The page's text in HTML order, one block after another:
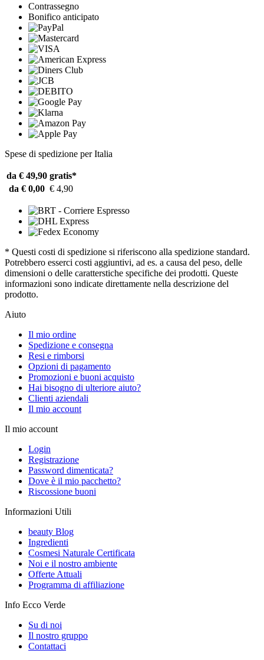
Contrassegno
Bonifico anticipato
Spese di spedizione per Italia
da € 49,90 gratis*
da € 0,00 € 4,90
* Questi costi di spedizione si riferiscono alla spedizione standard.
Potrebbero esserci costi aggiuntivi, ad es. a causa del peso, delle
dimensioni o delle caratterstiche specifiche dei prodotti. Queste
informazioni sono indicate direttamente nella descrizione del
prodotto.
Aiuto
Il mio ordine
Spedizione e consegna
Resi e rimborsi
Opzioni di pagamento
Promozioni e buoni acquisto
Hai bisogno di ulteriore aiuto?
Clienti aziendali
Il mio account
Il mio account
Login
Registrazione
Password dimenticata?
Dove è il mio pacchetto?
Riscossione buoni
Informazioni Utili
beauty Blog
Ingredienti
Cosmesi Naturale Certificata
Noi e il nostro ambiente
Offerte Attuali
Programma di affiliazione
Info Ecco Verde
Su di noi
Il nostro gruppo
Contattaci